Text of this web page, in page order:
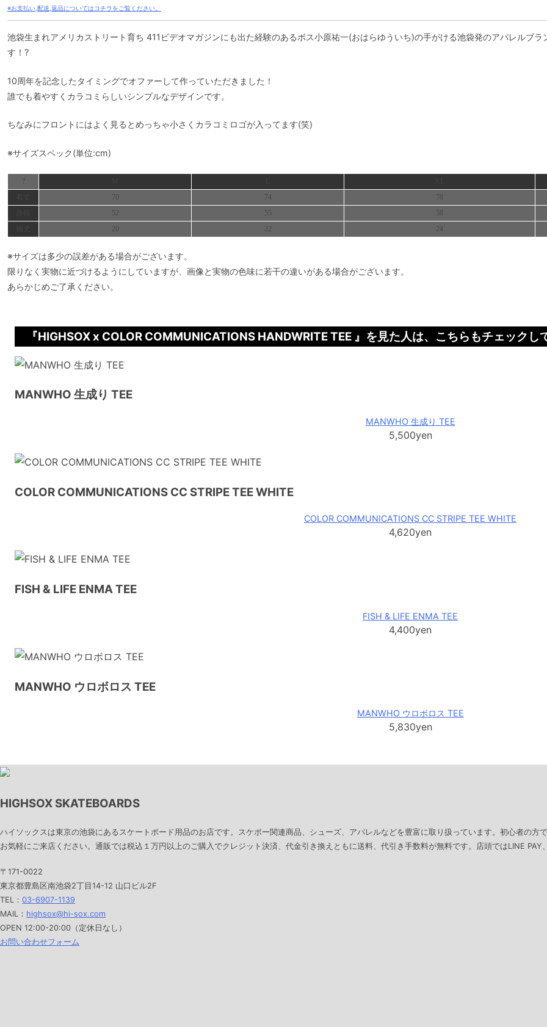
※お支払い,配送,返品についてはコチラをご覧ください。
池袋生まれアメリカストリート育ち 411ビデオマガジンにも出た経験のあるボス小原祐一(おはらゆういち)の手がける池袋発のアパレルブ
す！?
10周年を記念したタイミングでオファーして作っていただきました！
誰でも着やすくカラコミらしいシンプルなデザインです。
ちなみにフロントにはよく見るとめっちゃ小さくカラコミロゴが入ってます(笑)
※サイズスペック(単位:cm)
?
70 74 78
52 55 58
20 22 24
※サイズは多少の誤差がある場合がございます。
限りなく実物に近づけるようにしていますが、画像と実物の色味に若干の違いがある場合がございます。
あらかじめご了承ください。
『HIGHSOX x COLOR COMMUNICATIONS HANDWRITE TEE 』を見た人は、こちらもチェックし
MANWHO 生成り TEE
MANWHO 生成り TEE
5,500yen
COLOR COMMUNICATIONS CC STRIPE TEE WHITE
COLOR COMMUNICATIONS CC STRIPE TEE WHITE
4,620yen
FISH & LIFE ENMA TEE
FISH & LIFE ENMA TEE
4,400yen
MANWHO ウロボロス TEE
MANWHO ウロボロス TEE
5,830yen
HIGHSOX SKATEBOARDS
ハイソックスは東京の池袋にあるスケートボード用品のお店です。スケボー関連商品、シューズ、アパレルなどを豊富に取り扱っています。初心者の
お気軽にご来店ください。通販では税込１万円以上のご購入でクレジット決済、代金引き換えともに送料、代引き手数料が無料です。店頭ではLINE PAY
〒171-0022
東京都豊島区南池袋2丁目14-12 山口ビル2F
TEL： 03-6907-1139
MAIL： highsox@hi-sox.com
OPEN 12:00-20:00（定休日なし）
お問い合わせフォーム